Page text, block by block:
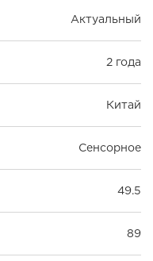
Актуальный
2 года
Китай
Сенсорное
49.5
89